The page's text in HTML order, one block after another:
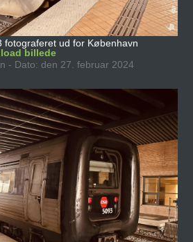
fotograferet ud for København
billede
- Dato: den 27. februar 2024